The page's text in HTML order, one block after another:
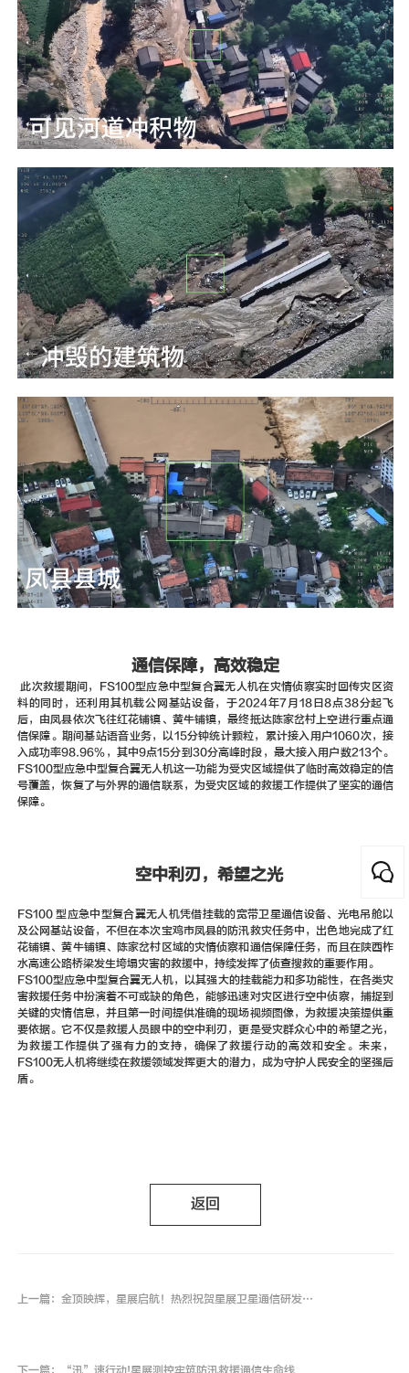
通信保障，高效稳定
此次救援期间，FS100型应急中型复合翼无人机在灾情侦察实时回传灾区资
料的同时，还利用其机载公网基站设备，于2024年7月18日8点38分起飞
后，由凤县依次飞往红花铺镇、黄牛铺镇，最终抵达陈家岔村上空进行重点通
信保障。期间基站语音业务，以15分钟统计颗粒，累计接入用户1060次，接
入成功率98.96%，其中9点15分到30分高峰时段，最大接入用户数213个。
FS100型应急中型复合翼无人机这一功能为受灾区域提供了临时高效稳定的信
号覆盖，恢复了与外界的通信联系，为受灾区域的救援工作提供了坚实的通信
保障。
空中利刃，希望之光
FS100 型应急中型复合翼无人机凭借挂载的宽带卫星通信设备、光电吊舱以
及公网基站设备，不但在本次宝鸡市凤县的防汛救灾任务中，出色地完成了红
花铺镇、黄牛铺镇、陈家岔村区域的灾情侦察和通信保障任务，而且在陕西柞
水高速公路桥梁发生垮塌灾害的救援中，持续发挥了侦查搜救的重要作用。
FS100型应急中型复合翼无人机，以其强大的挂载能力和多功能性，在各类灾
害救援任务中扮演着不可或缺的角色，能够迅速对灾区进行空中侦察，捕捉到
关键的灾情信息，并且第一时间提供准确的现场视频图像，为救援决策提供重
要依据。它不仅是救援人员眼中的空中利刃，更是受灾群众心中的希望之光，
为救援工作提供了强有力的支持，确保了救援行动的高效和安全。未来，
FS100无人机将继续在救援领域发挥更大的潜力，成为守护人民安全的坚强后
盾。
返回
上一篇：金顶映辉，星展启航！热烈祝贺星展卫星通信研发与产业基地项目封顶
下一篇：“汛”速行动!星展测控牢筑防汛救援通信生命线